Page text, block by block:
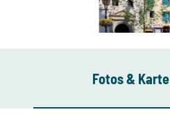
Fotos & Karte